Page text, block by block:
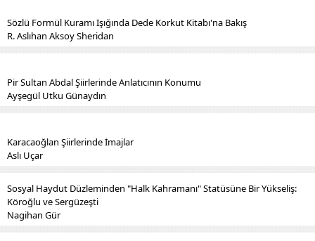
Sözlü Formül Kuramı Işığında Dede Korkut Kitabı'na Bakış
R. Aslıhan Aksoy Sheridan
Pir Sultan Abdal Şiirlerinde Anlatıcının Konumu
Ayşegül Utku Günaydın
Karacaoğlan Şiirlerinde İmajlar
Aslı Uçar
Sosyal Haydut Düzleminden "Halk Kahramanı" Statüsüne Bir Yükseliş:
Köroğlu ve Sergüzeşti
Nagihan Gür